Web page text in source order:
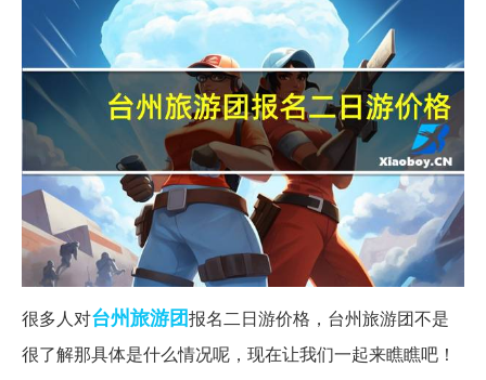
很多人对台州旅游团报名二日游价格，台州旅游团不是
很了解那具体是什么情况呢，现在让我们一起来瞧瞧吧！